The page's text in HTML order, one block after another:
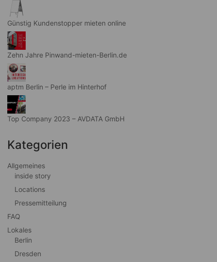
Günstig Kundenstopper mieten online
Zehn Jahre Pinwand-mieten-Berlin.de
aptm Berlin – Perle im Hinterhof
Top Company 2023 – AVDATA GmbH
Kategorien
Allgemeines
inside story
Locations
Pressemitteilung
FAQ
Lokales
Berlin
Dresden